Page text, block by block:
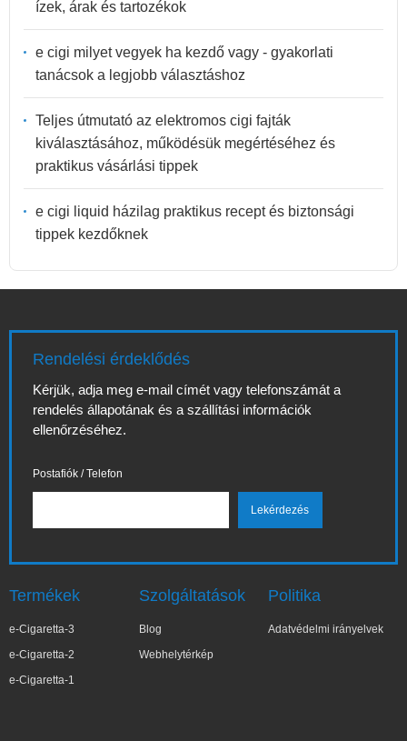
ízek, árak és tartozékok
e cigi milyet vegyek ha kezdő vagy - gyakorlati
tanácsok a legjobb választáshoz
Teljes útmutató az elektromos cigi fajták
kiválasztásához, működésük megértéséhez és
praktikus vásárlási tippek
e cigi liquid házilag praktikus recept és biztonsági
tippek kezdőknek
Rendelési érdeklődés
Kérjük, adja meg e-mail címét vagy telefonszámát a
rendelés állapotának és a szállítási információk
ellenőrzéséhez.
Postafiók / Telefon
Termékek
e-Cigaretta-3
e-Cigaretta-2
e-Cigaretta-1
Szolgáltatások
Blog
Webhelytérkép
Politika
Adatvédelmi irányelvek